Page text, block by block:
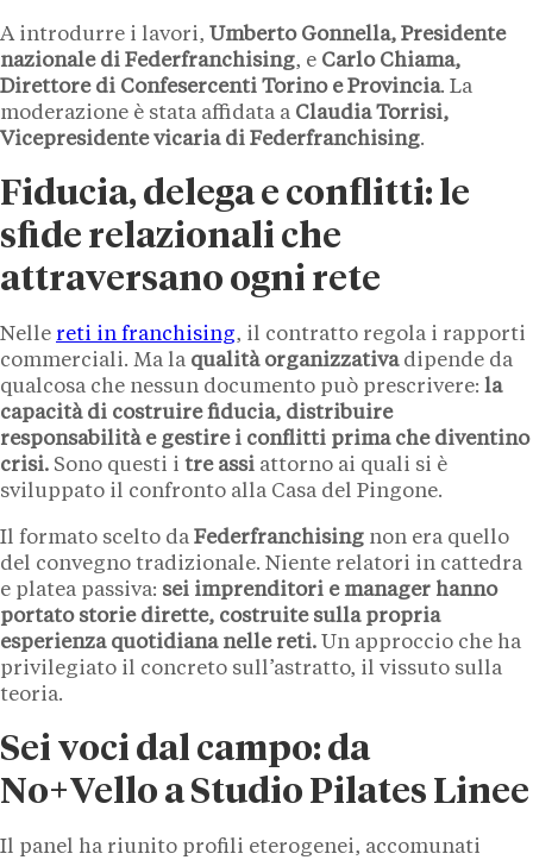
A introdurre i lavori, Umberto Gonnella, Presidente
nazionale di Federfranchising, e Carlo Chiama,
Direttore di Confesercenti Torino e Provincia. La
moderazione è stata affidata a Claudia Torrisi,
Vicepresidente vicaria di Federfranchising.
Fiducia, delega e conflitti: le
sfide relazionali che
attraversano ogni rete
Nelle reti in franchising, il contratto regola i rapporti
commerciali. Ma la qualità organizzativa dipende da
qualcosa che nessun documento può prescrivere: la
capacità di costruire fiducia, distribuire
responsabilità e gestire i conflitti prima che diventino
crisi. Sono questi i tre assi attorno ai quali si è
sviluppato il confronto alla Casa del Pingone.
Il formato scelto da Federfranchising non era quello
del convegno tradizionale. Niente relatori in cattedra
e platea passiva: sei imprenditori e manager hanno
portato storie dirette, costruite sulla propria
esperienza quotidiana nelle reti. Un approccio che ha
privilegiato il concreto sull’astratto, il vissuto sulla
teoria.
Sei voci dal campo: da
No+Vello a Studio Pilates Linee
Il panel ha riunito profili eterogenei, accomunati